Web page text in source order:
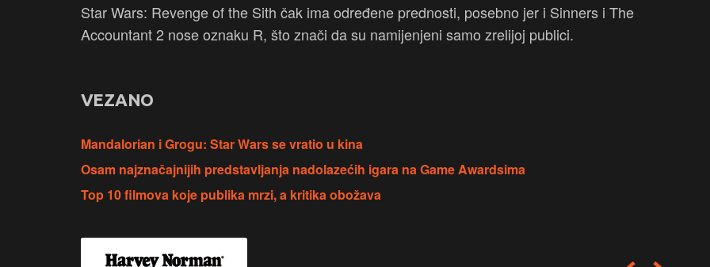
Star Wars: Revenge of the Sith čak ima određene prednosti, posebno jer i Sinners i The
Accountant 2 nose oznaku R, što znači da su namijenjeni samo zrelijoj publici.
VEZANO
Mandalorian i Grogu: Star Wars se vratio u kina
Osam najznačajnijih predstavljanja nadolazećih igara na Game Awardsima
Top 10 filmova koje publika mrzi, a kritika obožava